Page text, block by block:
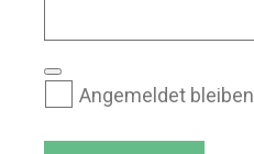
Angemeldet bleiben